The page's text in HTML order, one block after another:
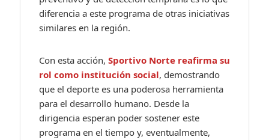
diferencia a este programa de otras iniciativas
similares en la región.
Con esta acción, Sportivo Norte reafirma su
rol como institución social, demostrando
que el deporte es una poderosa herramienta
para el desarrollo humano. Desde la
dirigencia esperan poder sostener este
programa en el tiempo y, eventualmente,